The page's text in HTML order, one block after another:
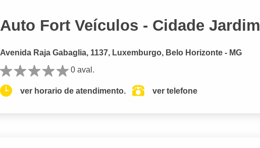
Auto Fort Veículos - Cidade Jardim
Avenida Raja Gabaglia, 1137, Luxemburgo, Belo Horizonte - MG
0 aval.
ver horario de atendimento. ver telefone